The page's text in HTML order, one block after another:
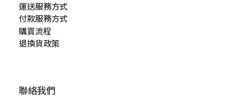
運送服務方式
付款服務方式
購買流程
退換貨政策
聯絡我們